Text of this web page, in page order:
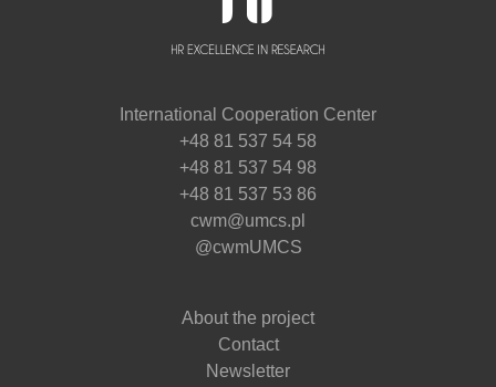
International Cooperation Center
+48 81 537 54 58
+48 81 537 54 98
+48 81 537 53 86
cwm@umcs.pl
@cwmUMCS
About the project
Contact
Newsletter